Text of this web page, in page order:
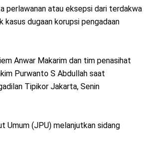
perlawanan atau eksepsi dari terdakwa
dugaan korupsi pengadaan
Anwar Makarim dan tim penasihat
Purwanto S Abdullah saat
Tipikor Jakarta, Senin
Umum (JPU) melanjutkan sidang